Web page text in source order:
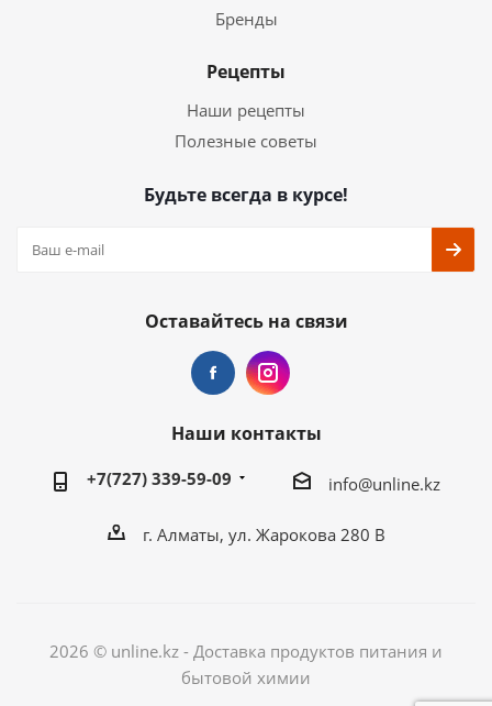
Бренды
Рецепты
Наши рецепты
Полезные советы
Будьте всегда в курсе!
Оставайтесь на связи
Наши контакты
+7(727) 339-59-09 info@unline.kz
г. Алматы, ул. Жарокова 280 В
2026 © unline.kz - Доставка продуктов питания и
бытовой химии